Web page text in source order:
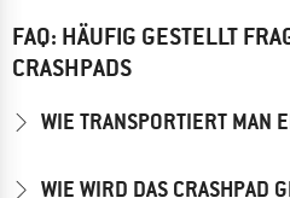
FAQ: HÄUFIG GESTELLT
CRASHPADS
WIE TRANSPORTIERT MAN
WIE WIRD DAS CRASHPAD